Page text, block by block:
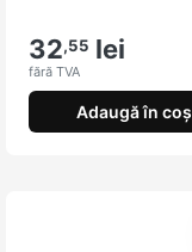
32,55 lei
fără TVA
Adaugă în coș